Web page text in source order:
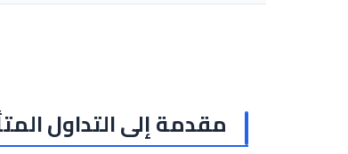
مقدمة إلى التداول